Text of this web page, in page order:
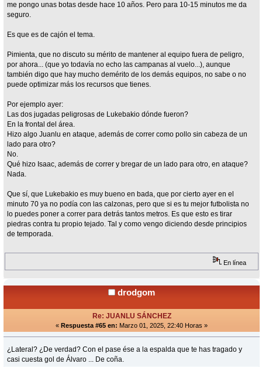
me pongo unas botas desde hace 10 años. Pero para 10-15 minutos me da
seguro.
Es que es de cajón el tema.
Pimienta, que no discuto su mérito de mantener al equipo fuera de peligro,
por ahora... (que yo todavía no echo las campanas al vuelo...), aunque
también digo que hay mucho demérito de los demás equipos, no sabe o no
puede optimizar más los recursos que tienes.
Por ejemplo ayer:
Las dos jugadas peligrosas de Lukebakio dónde fueron?
En la frontal del área.
Hizo algo Juanlu en ataque, además de correr como pollo sin cabeza de un
lado para otro?
No.
Qué hizo Isaac, además de correr y bregar de un lado para otro, en ataque?
Nada.
Que sí, que Lukebakio es muy bueno en bada, que por cierto ayer en el
minuto 70 ya no podía con las calzonas, pero que si es tu mejor futbolista no
lo puedes poner a correr para detrás tantos metros. Es que esto es tirar
piedras contra tu propio tejado. Tal y como vengo diciendo desde principios
de temporada.
En línea
drodgom
Re: JUANLU SÁNCHEZ
« Respuesta #65 en: Marzo 01, 2025, 22:40 Horas »
¿Lateral? ¿De verdad? Con el pase ése a la espalda que te has tragado y
casi cuesta gol de Álvaro ... De coña.